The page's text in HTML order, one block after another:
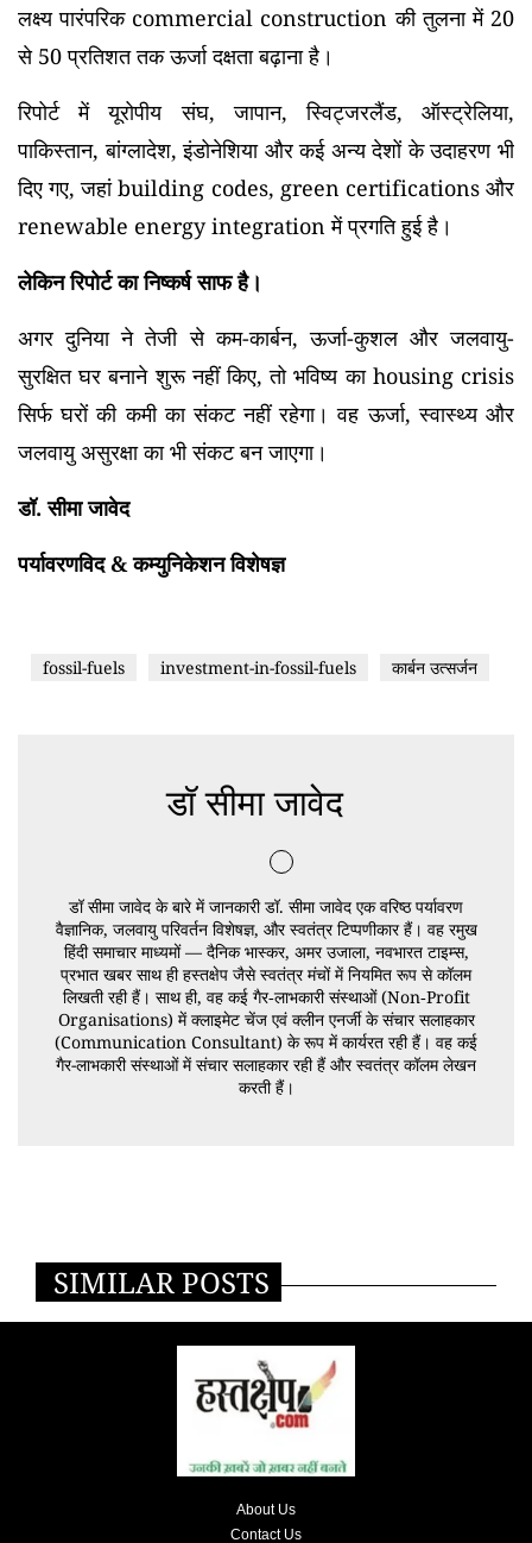
लक्ष्य पारंपरिक commercial construction की तुलना में 20
से 50 प्रतिशत तक ऊर्जा दक्षता बढ़ाना है।
रिपोर्ट में यूरोपीय संघ, जापान, स्विट्जरलैंड, ऑस्ट्रेलिया,
पाकिस्तान, बांग्लादेश, इंडोनेशिया और कई अन्य देशों के उदाहरण भी
दिए गए, जहां building codes, green certifications और
renewable energy integration में प्रगति हुई है।
लेकिन रिपोर्ट का निष्कर्ष साफ है।
अगर दुनिया ने तेजी से कम-कार्बन, ऊर्जा-कुशल और जलवायु-
सुरक्षित घर बनाने शुरू नहीं किए, तो भविष्य का housing crisis
सिर्फ घरों की कमी का संकट नहीं रहेगा। वह ऊर्जा, स्वास्थ्य और
जलवायु असुरक्षा का भी संकट बन जाएगा।
डॉ. सीमा जावेद
पर्यावरणविद & कम्युनिकेशन विशेषज्ञ
fossil-fuels investment-in-fossil-fuels कार्बन उत्सर्जन
डॉ सीमा जावेद
डॉ सीमा जावेद के बारे में जानकारी डॉ. सीमा जावेद एक वरिष्ठ पर्यावरण
वैज्ञानिक, जलवायु परिवर्तन विशेषज्ञ, और स्वतंत्र टिप्पणीकार हैं। वह रमुख
हिंदी समाचार माध्यमों — दैनिक भास्कर, अमर उजाला, नवभारत टाइम्स,
प्रभात खबर साथ ही हस्तक्षेप जैसे स्वतंत्र मंचों में नियमित रूप से कॉलम
लिखती रही हैं। साथ ही, वह कई गैर‑लाभकारी संस्थाओं (Non‑Profit
Organisations) में क्लाइमेट चेंज एवं क्लीन एनर्जी के संचार सलाहकार
(Communication Consultant) के रूप में कार्यरत रही हैं। वह कई
गैर-लाभकारी संस्थाओं में संचार सलाहकार रही हैं और स्वतंत्र कॉलम लेखन
करती हैं।
SIMILAR POSTS
About Us
Contact Us